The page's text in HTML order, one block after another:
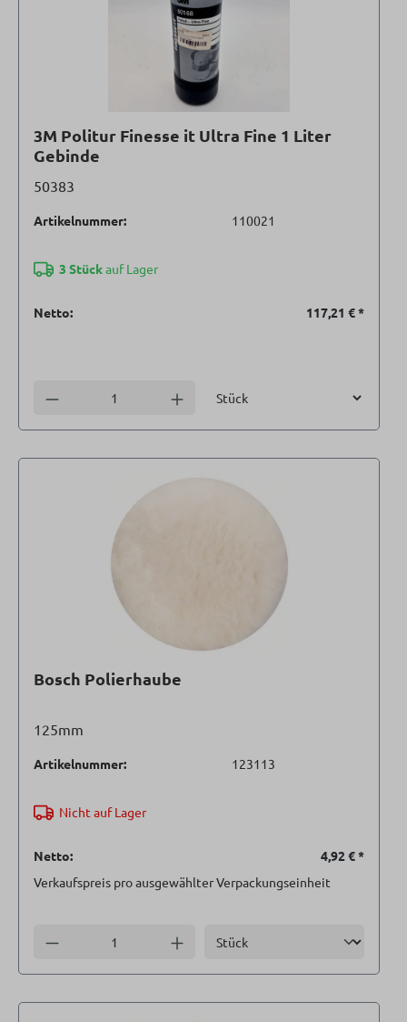
3M Politur Finesse it Ultra Fine 1 Liter
Gebinde
50383
Artikelnummer: 110021
3 Stückauf Lager
Netto: 117,21 €*
Anzahl verringern Anzahl erhöhen
Bosch Polierhaube
125mm
Artikelnummer: 123113
Nicht auf Lager
Netto: 4,92 €*
Verkaufspreis pro ausgewählter Verpackungseinheit
Anzahl verringern Anzahl erhöhen